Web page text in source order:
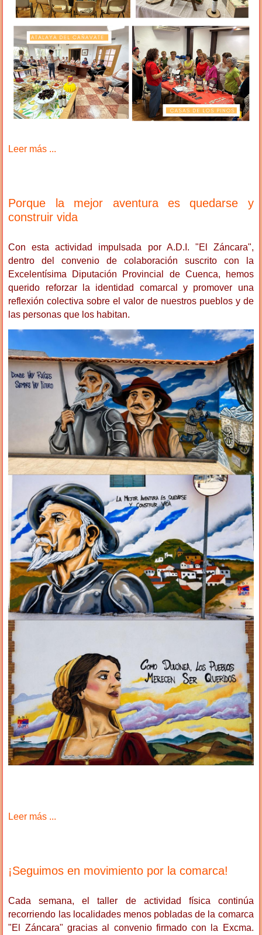
Leer más ...
Porque la mejor aventura es quedarse y
construir vida
Con esta actividad impulsada por A.D.I. "El Záncara",
dentro del convenio de colaboración suscrito con la
Excelentísima Diputación Provincial de Cuenca, hemos
querido reforzar la identidad comarcal y promover una
reflexión colectiva sobre el valor de nuestros pueblos y de
las personas que los habitan.
Leer más ...
¡Seguimos en movimiento por la comarca!
Cada semana, el taller de actividad física continúa
recorriendo las localidades menos pobladas de la comarca
"El Záncara" gracias al convenio firmado con la Excma.